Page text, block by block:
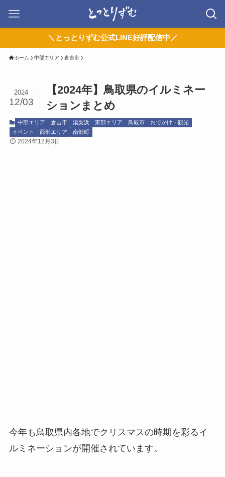
＼とっとりずむ公式LINE好評配信中／
ホーム 中部エリア 倉吉市
【2024年】鳥取県のイルミネー
ションまとめ
2024
12/03
中部エリア 倉吉市 湯梨浜 東部エリア 鳥取市
おでかけ・観光
イベント
西部エリア 南部町
2024年12月3日
今年も鳥取県内各地でクリスマスの時期を彩るイ
ルミネーションが開催されています。